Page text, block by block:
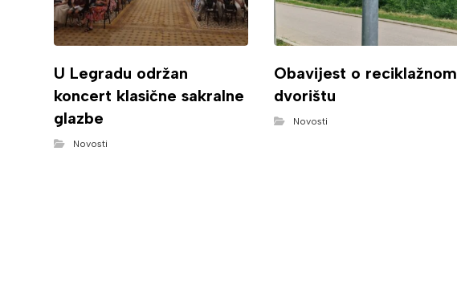
U Legradu održan
koncert klasične sakralne
glazbe
Novosti
Obavijest o reciklažnom
dvorištu
Novosti